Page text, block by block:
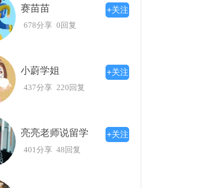
，走进理想的校园！
更多的问题，有想进一步了解留学内幕的宝子
赛苗苗 +关注
678分享 0回复
小蔚学姐 +关注
437分享 220回复
亮亮老师说留学 +关注
401分享 48回复